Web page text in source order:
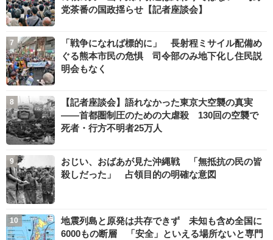
党茶番の国政揺らせ【記者座談会】
「戦争になれば標的に」 長射程ミサイル配備め
ぐる熊本市民の危惧 司令部のみ地下化し住民説
明会もなく
【記者座談会】語れなかった東京大空襲の真実
――首都圏制圧のための大虐殺 130回の空襲で
死者・行方不明者25万人
おじい、おばあが見た沖縄戦 「無抵抗の民の皆
殺しだった」 占領目的の明確な意図
地震列島と原発は共存できず 未知も含め全国に
6000もの断層 「安全」といえる場所ないと専門